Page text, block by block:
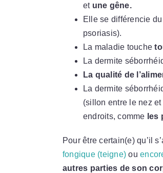
et une gêne.
Elle se différencie du
psoriasis).
La maladie touche
La dermite
La qualité de
La dermite
(sillon entre le nez
endroits, comme les
Pour être certain(e) qu’il
fongique (teigne) ou
autres parties de son